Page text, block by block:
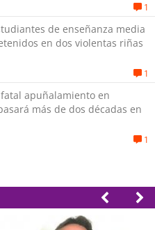
1
de enseñanza media
en dos violentas riñas
1
apuñalamiento en
más de dos décadas en
1